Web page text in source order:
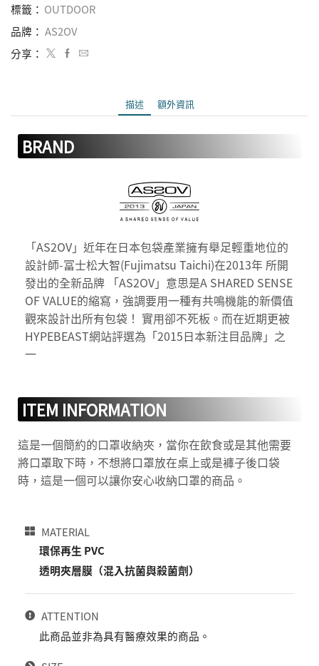
標籤： OUTDOOR
品牌： AS2OV
分享：
描述 額外資訊
BRAND
「AS2OV」近年在日本包袋產業擁有舉足輕重地位的
設計師-冨士松大智(Fujimatsu Taichi)在2013年 所開
發出的全新品牌 「AS2OV」意思是A SHARED SENSE
OF VALUE的縮寫，強調要用一種有共鳴機能的新價值
觀來設計出所有包袋！ 實用卻不死板。而在近期更被
HYPEBEAST網站評選為「2015日本新注目品牌」之
一
ITEM INFORMATION
這是一個簡約的口罩收納夾，當你在飲食或是其他需要
將口罩取下時，不想將口罩放在桌上或是褲子後口袋
時，這是一個可以讓你安心收納口罩的商品。
MATERIAL
環保再生 PVC
透明夾層膜（混入抗菌與殺菌劑）
ATTENTION
此商品並非為具有醫療效果的商品。